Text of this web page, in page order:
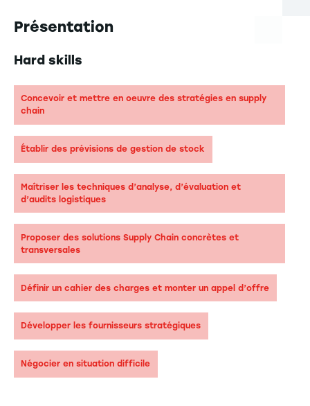
Présentation
Hard skills
Concevoir et mettre en oeuvre des stratégies en supply
chain
Établir des prévisions de gestion de stock
Maîtriser les techniques d’analyse, d’évaluation et
d’audits logistiques
Proposer des solutions Supply Chain concrètes et
transversales
Définir un cahier des charges et monter un appel d’offre
Développer les fournisseurs stratégiques
Négocier en situation difficile